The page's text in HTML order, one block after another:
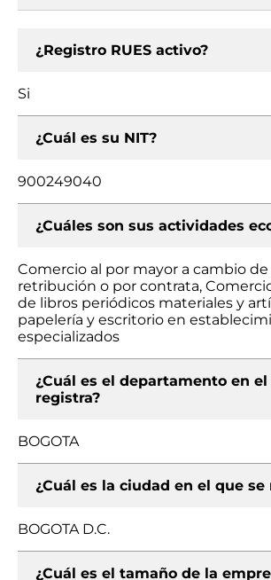
¿Registro RUES activo?
Si
¿Cuál es su NIT?
900249040
¿Cuáles son sus actividades
Comercio al por mayor a cambio de
retribución o por contrata,
de libros periódicos materiales y
papelería y escritorio en
especializados
¿Cuál es el departamento en el
registra?
BOGOTA
¿Cuál es la ciudad en el que se
BOGOTA D.C.
¿Cuál es el tamaño de la